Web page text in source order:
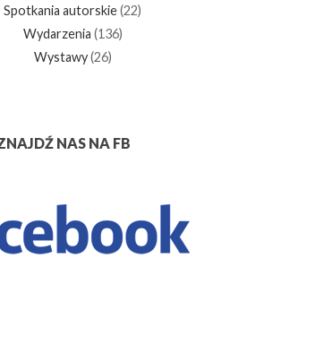
Spotkania autorskie(22)
Wydarzenia (136)
Wystawy(26)
NAS NA FB